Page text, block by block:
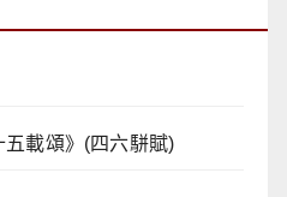
五載頌》(四六駢賦)